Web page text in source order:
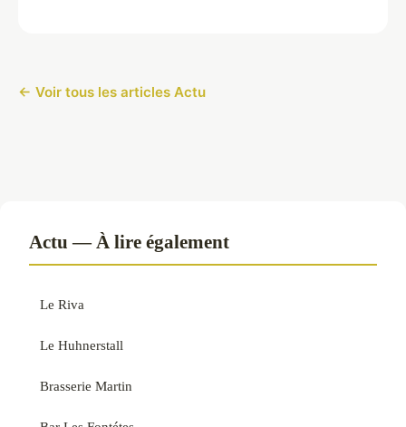
← Voir tous les articles Actu
Actu — À lire également
Le Riva
Le Huhnerstall
Brasserie Martin